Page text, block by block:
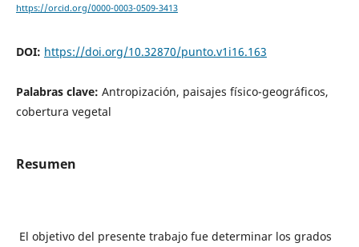
https://orcid.org/0000-0003-0509-3413
DOI: https://doi.org/10.32870/punto.v1i16.163
Palabras clave: Antropización, paisajes físico-geográficos,
cobertura vegetal
Resumen
El objetivo del presente trabajo fue determinar los grados